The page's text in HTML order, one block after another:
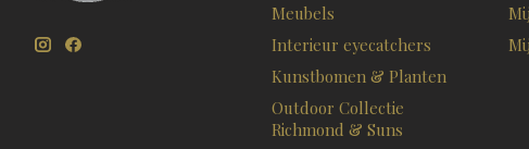
Meubels
Interieur eyecatchers
Kunstbomen & Planten
Outdoor Collectie
Richmond & Suns